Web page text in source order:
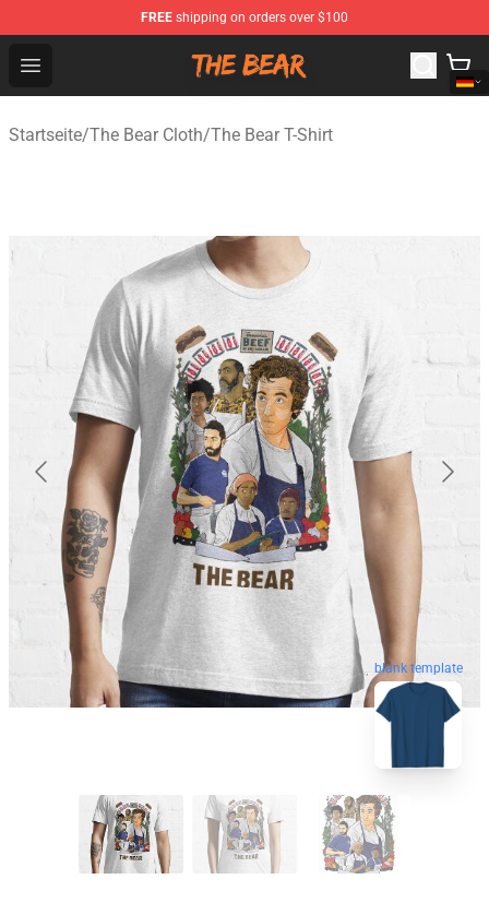
FREE shipping on orders over $100
Open menu
The Bear Shop - Official The Bear Merchandise Store
Startseite/The Bear Cloth/The Bear T-Shirt
blank template